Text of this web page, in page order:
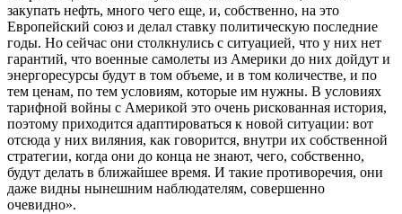
закупать нефть, много чего еще, и, собственно, на это
Европейский союз и делал ставку политическую последние
годы. Но сейчас они столкнулись с ситуацией, что у них нет
гарантий, что военные самолеты из Америки до них дойдут и
энергоресурсы будут в том объеме, и в том количестве, и по
тем ценам, по тем условиям, которые им нужны. В условиях
тарифной войны с Америкой это очень рискованная история,
поэтому приходится адаптироваться к новой ситуации: вот
отсюда у них виляния, как говорится, внутри их собственной
стратегии, когда они до конца не знают, чего, собственно,
будут делать в ближайшее время. И такие противоречия, они
даже видны нынешним наблюдателям, совершенно
очевидно».